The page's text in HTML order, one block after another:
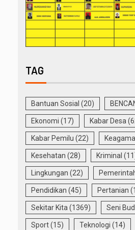
TAG
Bantuan Sosial (20)
Ekonomi (17) Kabar Desa
Kabar Pemilu (22)
Kesehatan (28) Kriminal
Lingkungan (22)
Pendidikan (45) Pertanian
Sekitar Kita(1369) Seni
Sport(15) Teknologi (14)